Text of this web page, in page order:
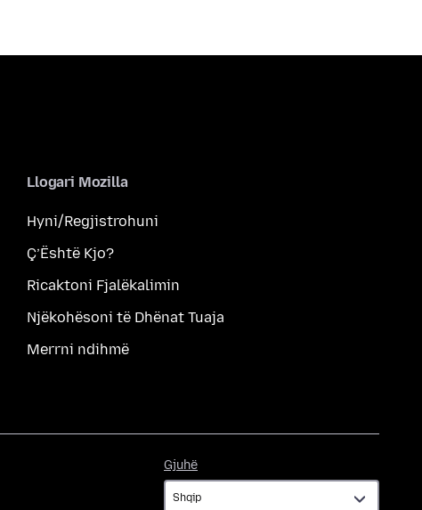
Llogari Mozilla
Hyni/Regjistrohuni
Ç’Është Kjo?
Ricaktoni Fjalëkalimin
Njëkohësoni të Dhënat Tuaja
Merrni ndihmë
Gjuhë